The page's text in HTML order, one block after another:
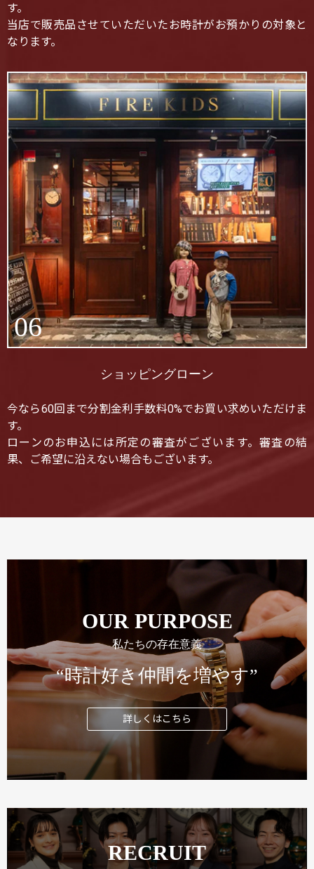
す。
当店で販売品させていただいたお時計がお預かりの対象と
なります。
06
ショッピングローン
今なら60回まで分割金利手数料0%でお買い求めいただけま
す。
ローンのお申込には所定の審査がございます。審査の結
果、ご希望に沿えない場合もございます。
OUR PURPOSE
私たちの存在意義
“時計好き仲間を増やす”
詳しくはこちら
RECRUIT